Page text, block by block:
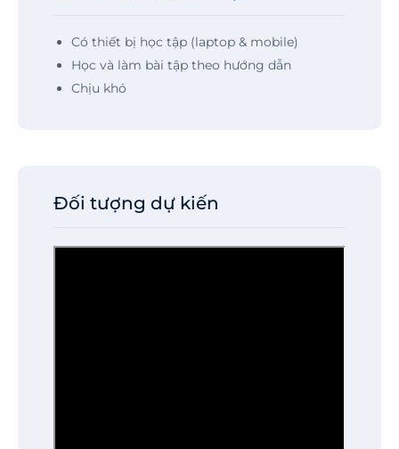
Có thiết bị học tập (laptop & mobile)
Học và làm bài tập theo hướng dẫn
Chịu khó
Đối tượng dự kiến